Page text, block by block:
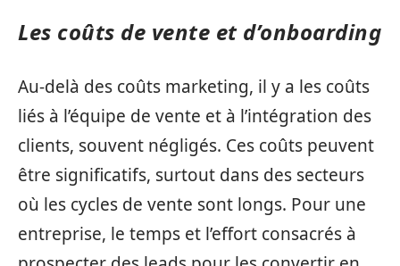
Les coûts de vente et d’onboarding
Au-delà des coûts marketing, il y a les coûts
liés à l’équipe de vente et à l’intégration des
clients, souvent négligés. Ces coûts peuvent
être significatifs, surtout dans des secteurs
où les cycles de vente sont longs. Pour une
entreprise, le temps et l’effort consacrés à